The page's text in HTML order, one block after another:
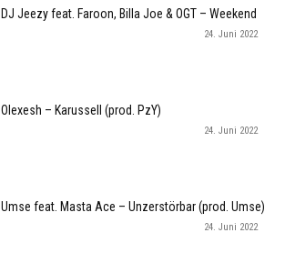
DJ Jeezy feat. Faroon, Billa Joe & OGT – Weekend
24. Juni 2022
Olexesh – Karussell (prod. PzY)
24. Juni 2022
Umse feat. Masta Ace – Unzerstörbar (prod. Umse)
24. Juni 2022